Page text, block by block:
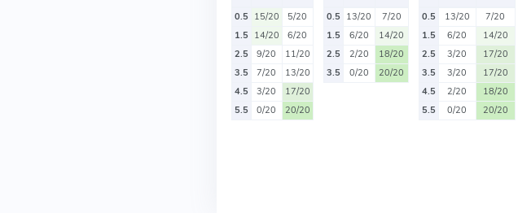
0.5 15/20
5/20
1.5 14/20
6/20
2.5
9/20
11/20
3.5
7/20
13/20
4.5
3/20
17/20
5.5
0/20 20/20
0.5 13/20
7/20
1.5
6/20
14/20
2.5
2/20
18/20
3.5
0/20 20/20
0.5
13/20
7/20
1.5
6/20
14/20
2.5
3/20
17/20
3.5
3/20
17/20
4.5
2/20
18/20
5.5
0/20 20/20